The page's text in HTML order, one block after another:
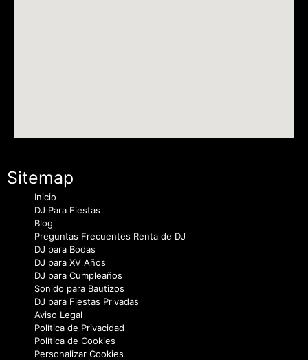
Sitemap
Inicio
DJ Para Fiestas
Blog
Preguntas Frecuentes Renta de DJ
DJ para Bodas
DJ para XV Años
DJ para Cumpleaños
Sonido para Bautizos
DJ para Fiestas Privadas
Aviso Legal
Política de Privacidad
Política de Cookies
Personalizar Cookies